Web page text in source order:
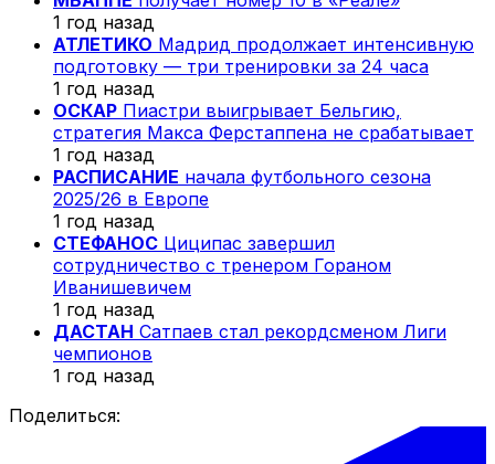
1 год назад
АТЛЕТИКО Мадрид продолжает интенсивную
подготовку — три тренировки за 24 часа
1 год назад
ОСКАР Пиастри выигрывает Бельгию,
стратегия Макса Ферстаппена не срабатывает
1 год назад
РАСПИСАНИЕ начала футбольного сезона
2025/26 в Европе
1 год назад
СТЕФАНОС Циципас завершил
сотрудничество с тренером Гораном
Иванишевичем
1 год назад
ДАСТАН Сатпаев стал рекордсменом Лиги
чемпионов
1 год назад
Поделиться: